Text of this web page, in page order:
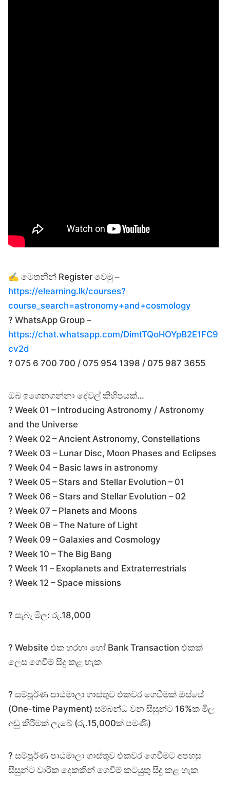
✍️ මෙතනින් Register වෙමු –
https://elearning.lk/courses?
course_search=astronomy+and+cosmology
? WhatsApp Group –
https://chat.whatsapp.com/DimtTQoHOYpB2E1FC9
cv2d
? 075 6 700 700 / 075 954 1398 / 075 987 3655
ඔබ ඉගෙනගන්නා දේවල් කිහිපයක්…
? Week 01 – Introducing Astronomy / Astronomy
and the Universe
? Week 02 – Ancient Astronomy, Constellations
? Week 03 – Lunar Disc, Moon Phases and Eclipses
? Week 04 – Basic laws in astronomy
? Week 05 – Stars and Stellar Evolution – 01
? Week 06 – Stars and Stellar Evolution – 02
? Week 07 – Planets and Moons
? Week 08 – The Nature of Light
? Week 09 – Galaxies and Cosmology
? Week 10 – The Big Bang
? Week 11 – Exoplanets and Extraterrestrials
? Week 12 – Space missions
?️ සැබෑ මිල: රු.18,000
?️ Website එක හරහා හෝ Bank Transaction එකක්
ලෙස ගෙවීම් සිදු කළ හැක
?️ සම්පූර්ණ පාඨමාලා ගාස්තුව එකවර ගෙවීමක් ඔස්සේ
(One-time Payment) සම්බන්ධ වන සිසුන්ට 16%ක මිල
අඩු කිරීමක් ලැබේ (රු.15,000ක් පමණි)
?️ සම්පූර්ණ පාඨමාලා ගාස්තුව එකවර ගෙවීමට අපහසු
සිසුන්ට වාරික දෙකකින් ගෙවීම් කටයුතු සිදු කළ හැක